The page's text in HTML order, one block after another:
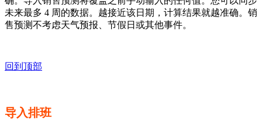
未来最多 4 周的数据。越接近该日期，计算结果就越准确。销
售预测不考虑天气预报、节假日或其他事件。
回到顶部
导入排班